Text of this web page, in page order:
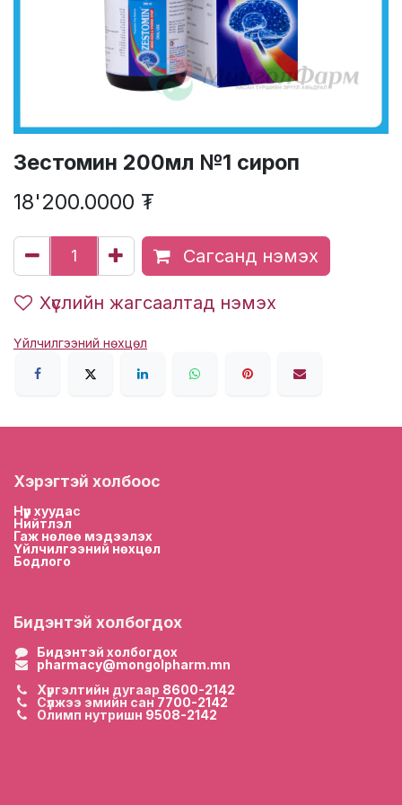
Зестомин 200мл №1 сироп
18'200.0000 ₮
Сагсанд нэмэх
Хүслийн жагсаалтад нэмэх
Үйлчилгээний нөхцөл
Хэрэгтэй холбоос
Нүүр хуудас
Нийтлэл
Гаж нөлөө мэдээлэх
Үйлчилгээний нөхцөл
Бодлого
Бидэнтэй холбогдох
Бидэнтэй холбогдох
pharmacy@mongolpharm.mn
Хүргэлтийн дугаар 8600-2142
Сүлжээ эмийн сан 7700-2142
Олимп нутришн 9508-2142